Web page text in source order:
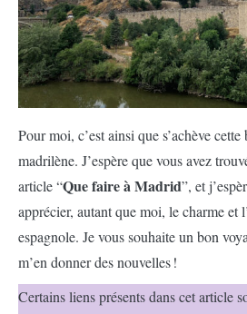
Pour moi, c’est ainsi que s’achève cette
madrilène. J’espère que vous avez
article “Que faire à Madrid”, et
apprécier, autant que moi, le charme et
espagnole. Je vous souhaite un bon
m’en donner des nouvelles !
Certains liens présents dans cet article